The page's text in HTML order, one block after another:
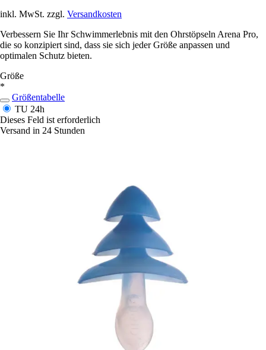
inkl. MwSt. zzgl. Versandkosten
Verbessern Sie Ihr Schwimmerlebnis mit den Ohrstöpseln Arena Pro,
die so konzipiert sind, dass sie sich jeder Größe anpassen und
optimalen Schutz bieten.
Größe
*
Größentabelle
TU 24h
Dieses Feld ist erforderlich
Versand in 24 Stunden